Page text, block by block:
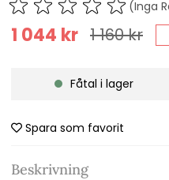
(Inga
1 160kr
1 044 kr
Fåtal i lager
Spara som favorit
Beskrivning